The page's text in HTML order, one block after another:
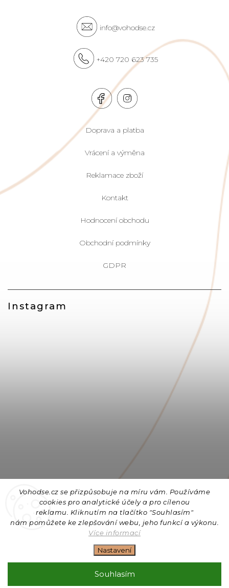
Vohodse.cz se přizpůsobuje na míru vám. Používáme
cookies pro analytické účely a pro cílenou
reklamu. Kliknutím na tlačítko "Souhlasím"
nám pomůžete ke zlepšování webu, jeho funkcí a výkonu.
Více informací
Nastavení
Souhlasím
Instagram
Sledovat na Instagramu
info@vohodse.cz
+420 720 623 735
Doprava a platba
Vrácení a výměna
Reklamace zboží
Kontakt
Hodnocení obchodu
Obchodní podmínky
GDPR
Copyright 2026Vohodse.cz. Všechna práva vyhrazena.
Upravit nastavení cookies